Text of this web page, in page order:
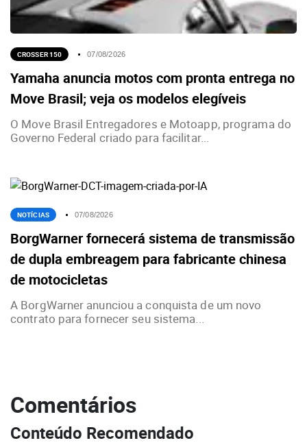
CROSSER 150 07/08/2026
Yamaha anuncia motos com pronta entrega no
Move Brasil; veja os modelos elegíveis
O Move Brasil Entregadores e Motoapp, programa do
Governo Federal criado para facilitar...
NOTÍCIAS 07/08/2026
BorgWarner fornecerá sistema de transmissão
de dupla embreagem para fabricante chinesa
de motocicletas
A BorgWarner anunciou a conquista de um novo
contrato para fornecer seu sistema...
Comentários
Conteúdo Recomendado